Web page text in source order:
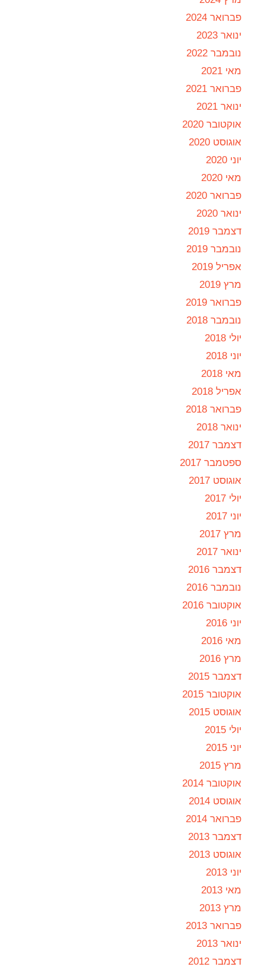
פברואר 2024
ינואר 2023
נובמבר 2022
מאי 2021
פברואר 2021
ינואר 2021
אוקטובר 2020
אוגוסט 2020
יוני 2020
מאי 2020
פברואר 2020
ינואר 2020
דצמבר 2019
נובמבר 2019
אפריל 2019
מרץ 2019
פברואר 2019
נובמבר 2018
יולי 2018
יוני 2018
מאי 2018
אפריל 2018
פברואר 2018
ינואר 2018
דצמבר 2017
ספטמבר 2017
אוגוסט 2017
יולי 2017
יוני 2017
מרץ 2017
ינואר 2017
דצמבר 2016
נובמבר 2016
אוקטובר 2016
יוני 2016
מאי 2016
מרץ 2016
דצמבר 2015
אוקטובר 2015
אוגוסט 2015
יולי 2015
יוני 2015
מרץ 2015
אוקטובר 2014
אוגוסט 2014
פברואר 2014
דצמבר 2013
אוגוסט 2013
יוני 2013
מאי 2013
מרץ 2013
פברואר 2013
ינואר 2013
דצמבר 2012